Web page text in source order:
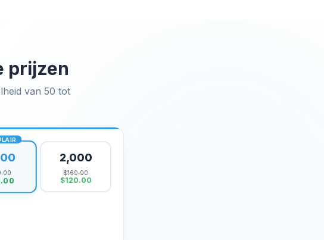
prijzen
van 50 tot
2,000
$160.00
$120.00